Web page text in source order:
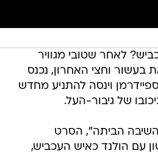
לאחר שטובי מגוויר
בעשור וחצי האחרון, נכנס
וינסה להתניע מחדש
של גיבור-העל.
השיבה הביתה", הסרט
עם הולנד כאיש העכביש,